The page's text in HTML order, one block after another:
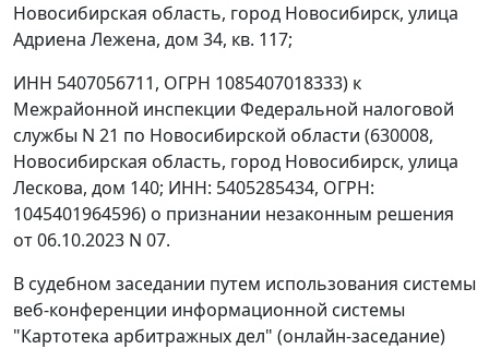
Новосибирская область, город Новосибирск, улица
Адриена Лежена, дом 34, кв. 117;
ИНН 5407056711, ОГРН 1085407018333) к
Межрайонной инспекции Федеральной налоговой
службы N 21 по Новосибирской области (630008,
Новосибирская область, город Новосибирск, улица
Лескова, дом 140; ИНН: 5405285434, ОГРН:
1045401964596) о признании незаконным решения
от 06.10.2023 N 07.
В судебном заседании путем использования системы
веб-конференции информационной системы
"Картотека арбитражных дел" (онлайн-заседание)